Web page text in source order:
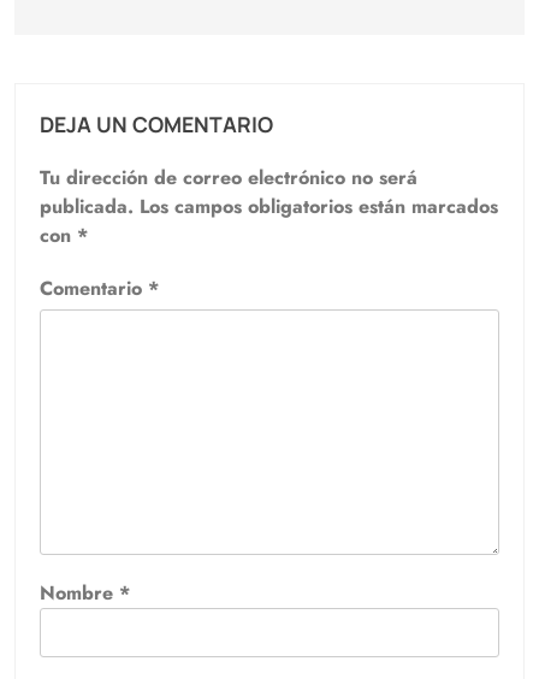
DEJA UN COMENTARIO
Tu dirección de correo electrónico no será
publicada. Los campos obligatorios están marcados
con *
Comentario *
Nombre *